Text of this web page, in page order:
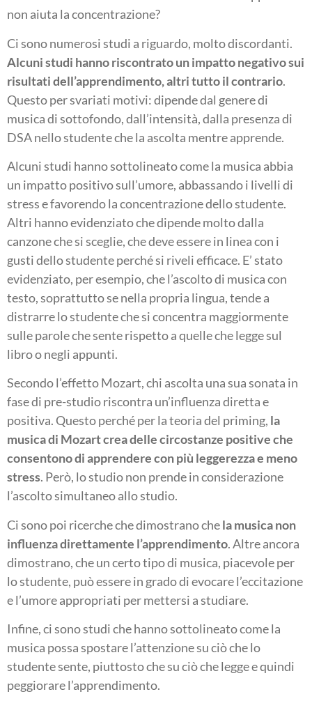
non aiuta la concentrazione?
Ci sono numerosi studi a riguardo, molto discordanti.
Alcuni studi hanno riscontrato un impatto negativo sui
risultati dell’apprendimento, altri tutto il contrario.
Questo per svariati motivi: dipende dal genere di
musica di sottofondo, dall’intensità, dalla presenza di
DSA nello studente che la ascolta mentre apprende.
Alcuni studi hanno sottolineato come la musica abbia
un impatto positivo sull’umore, abbassando i livelli di
stress e favorendo la concentrazione dello studente.
Altri hanno evidenziato che dipende molto dalla
canzone che si sceglie, che deve essere in linea con i
gusti dello studente perché si riveli efficace. E’ stato
evidenziato, per esempio, che l’ascolto di musica con
testo, soprattutto se nella propria lingua, tende a
distrarre lo studente che si concentra maggiormente
sulle parole che sente rispetto a quelle che legge sul
libro o negli appunti.
Secondo l’effetto Mozart, chi ascolta una sua sonata in
fase di pre-studio riscontra un’influenza diretta e
positiva. Questo perché per la teoria del priming, la
musica di Mozart crea delle circostanze positive che
consentono di apprendere con più leggerezza e meno
stress. Però, lo studio non prende in considerazione
l’ascolto simultaneo allo studio.
Ci sono poi ricerche che dimostrano chela musica non
influenza direttamente l’apprendimento. Altre ancora
dimostrano, che un certo tipo di musica, piacevole per
lo studente, può essere in grado di evocare l’eccitazione
e l’umore appropriati per mettersi a studiare.
Infine, ci sono studi che hanno sottolineato come la
musica possa spostare l’attenzione su ciò che lo
studente sente, piuttosto che su ciò che legge e quindi
peggiorare l’apprendimento.